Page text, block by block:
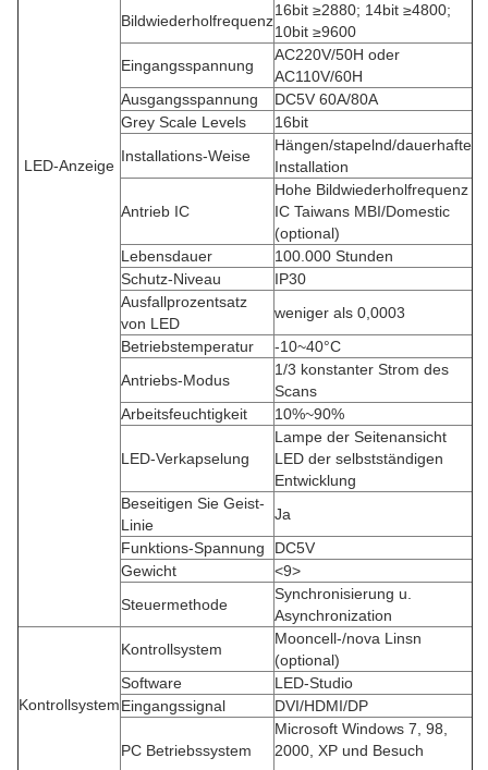
LED-Anzeige
Bildwiederholfrequenz
16bit ≥2880; 14bit ≥4800;
10bit ≥9600
Eingangsspannung
AC220V/50H oder
AC110V/60H
Ausgangsspannung
DC5V 60A/80A
Grey Scale Levels
16bit
Installations-Weise
Hängen/stapelnd/dauerhafte
Installation
Antrieb IC
Hohe Bildwiederholfrequenz
IC Taiwans MBI/Domestic
(optional)
Lebensdauer
100.000 Stunden
Schutz-Niveau
IP30
Ausfallprozentsatz
von LED
weniger als 0,0003
Betriebstemperatur
-10~40°C
Antriebs-Modus
1/3 konstanter Strom des
Scans
Arbeitsfeuchtigkeit
10%~90%
LED-Verkapselung
Lampe der Seitenansicht
LED der selbstständigen
Entwicklung
Beseitigen Sie Geist-
Linie
Ja
Funktions-Spannung
DC5V
Gewicht
<9>
Steuermethode
Synchronisierung u.
Asynchronization
Kontrollsystem
Kontrollsystem
Mooncell-/nova Linsn
(optional)
Software
LED-Studio
Eingangssignal
DVI/HDMI/DP
PC Betriebssystem
Microsoft Windows 7, 98,
2000, XP und Besuch